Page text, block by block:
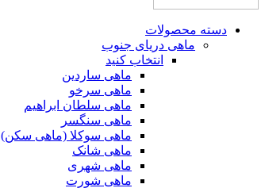
دسته محصولات
ماهی دریای جنوب
انتخاب کنید
ماهی ساردین
ماهی سرخو
ماهی سلطان ابراهیم
ماهی سنگسر
ماهی سوکلا (ماهی سکن)
ماهی شانک
ماهی شهری
ماهی شورت